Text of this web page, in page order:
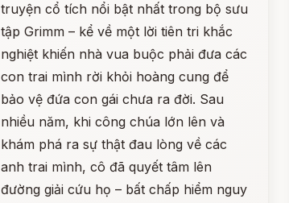
truyện cổ tích nổi bật nhất trong bộ sưu
tập Grimm – kể về một lời tiên tri khắc
nghiệt khiến nhà vua buộc phải đưa các
con trai mình rời khỏi hoàng cung để
bảo vệ đứa con gái chưa ra đời. Sau
nhiều năm, khi công chúa lớn lên và
khám phá ra sự thật đau lòng về các
anh trai mình, cô đã quyết tâm lên
đường giải cứu họ – bất chấp hiểm nguy